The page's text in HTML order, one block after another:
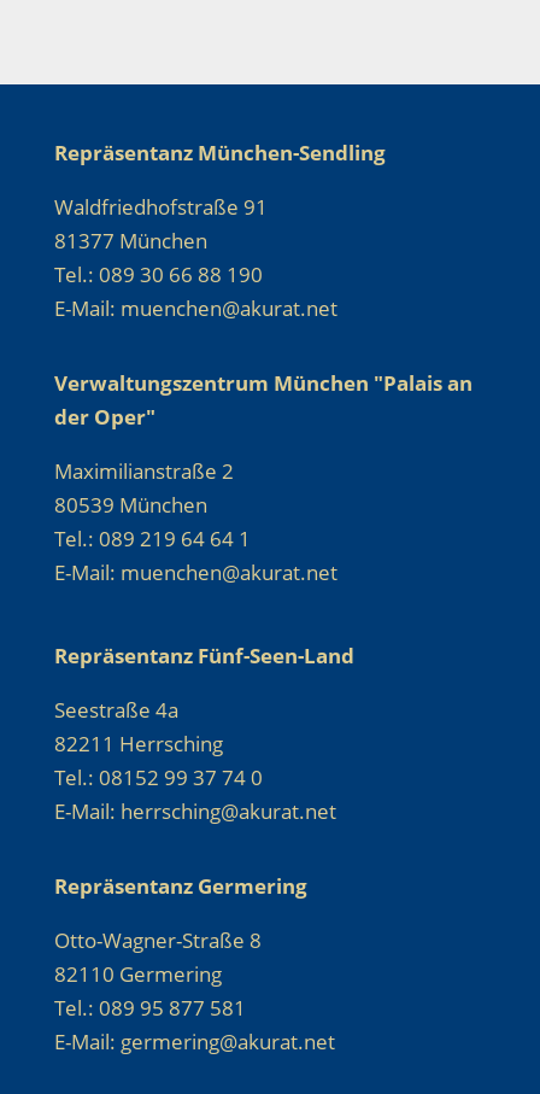
Repräsentanz München-Sendling
Waldfriedhofstraße 91
81377 München
Tel.: 089 30 66 88 190
E-Mail: muenchen@akurat.net
Verwaltungszentrum München "Palais an
der Oper"
Maximilianstraße 2
80539 München
Tel.: 089 219 64 64 1
E-Mail: muenchen@akurat.net
Repräsentanz Fünf-Seen-Land
Seestraße 4a
82211 Herrsching
Tel.: 08152 99 37 74 0
E-Mail: herrsching@akurat.net
Repräsentanz Germering
Otto-Wagner-Straße 8
82110 Germering
Tel.: 089 95 877 581
E-Mail: germering@akurat.net